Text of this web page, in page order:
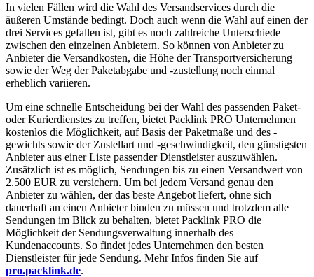
In vielen Fällen wird die Wahl des Versandservices durch die
äußeren Umstände bedingt. Doch auch wenn die Wahl auf einen der
drei Services gefallen ist, gibt es noch zahlreiche Unterschiede
zwischen den einzelnen Anbietern. So können von Anbieter zu
Anbieter die Versandkosten, die Höhe der Transportversicherung
sowie der Weg der Paketabgabe und -zustellung noch einmal
erheblich variieren.
Um eine schnelle Entscheidung bei der Wahl des passenden Paket-
oder Kurierdienstes zu treffen, bietet Packlink PRO Unternehmen
kostenlos die Möglichkeit, auf Basis der Paketmaße und des -
gewichts sowie der Zustellart und -geschwindigkeit, den günstigsten
Anbieter aus einer Liste passender Dienstleister auszuwählen.
Zusätzlich ist es möglich, Sendungen bis zu einen Versandwert von
2.500 EUR zu versichern. Um bei jedem Versand genau den
Anbieter zu wählen, der das beste Angebot liefert, ohne sich
dauerhaft an einen Anbieter binden zu müssen und trotzdem alle
Sendungen im Blick zu behalten, bietet Packlink PRO die
Möglichkeit der Sendungsverwaltung innerhalb des
Kundenaccounts. So findet jedes Unternehmen den besten
Dienstleister für jede Sendung. Mehr Infos finden Sie auf
pro.packlink.de.